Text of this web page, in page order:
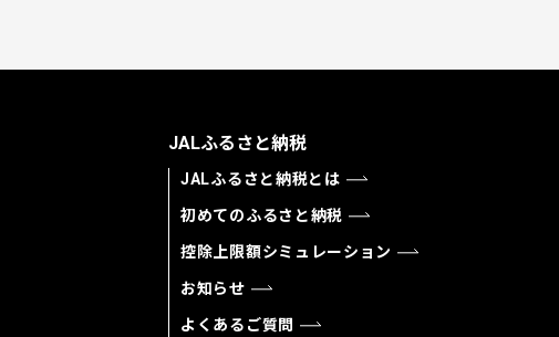
JALふるさと納税
JALふるさと納税とは
初めてのふるさと納税
控除上限額シミュレーション
お知らせ
よくあるご質問